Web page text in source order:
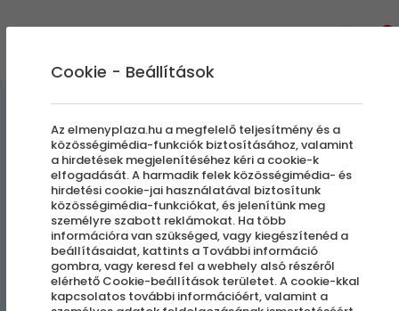
Vízibobozás
Fundy Tó
Cookie - Beállítások
Az elmenyplaza.hu a megfelelő teljesítmény és a
közösségimédia-funkciók biztosításához, valamint
a hirdetések megjelenítéséhez kéri a cookie-k
elfogadását. A harmadik felek közösségimédia- és
hirdetési cookie-jai használatával biztosítunk
közösségimédia-funkciókat, és jelenítünk meg
személyre szabott reklámokat. Ha több
információra van szükséged, vagy kiegészítenéd a
beállításaidat, kattints a További információ
gombra, vagy keresd fel a webhely alsó részéről
elérhető Cookie-beállítások területet. A cookie-kkal
kapcsolatos további információért, valamint a